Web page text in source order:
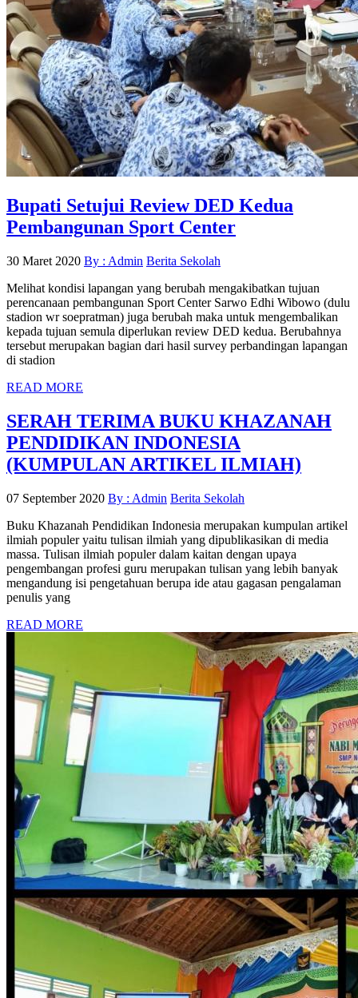
Bupati Setujui Review DED Kedua
Pembangunan Sport Center
30 Maret 2020 By : Admin Berita Sekolah
Melihat kondisi lapangan yang berubah mengakibatkan tujuan
perencanaan pembangunan Sport Center Sarwo Edhi Wibowo (dulu
stadion wr soepratman) juga berubah maka untuk mengembalikan
kepada tujuan semula diperlukan review DED kedua. Berubahnya
tersebut merupakan bagian dari hasil survey perbandingan lapangan
di stadion
READ MORE
SERAH TERIMA BUKU KHAZANAH
PENDIDIKAN INDONESIA
(KUMPULAN ARTIKEL ILMIAH)
07 September 2020 By : Admin Berita Sekolah
Buku Khazanah Pendidikan Indonesia merupakan kumpulan artikel
ilmiah populer yaitu tulisan ilmiah yang dipublikasikan di media
massa. Tulisan ilmiah populer dalam kaitan dengan upaya
pengembangan profesi guru merupakan tulisan yang lebih banyak
mengandung isi pengetahuan berupa ide atau gagasan pengalaman
penulis yang
READ MORE